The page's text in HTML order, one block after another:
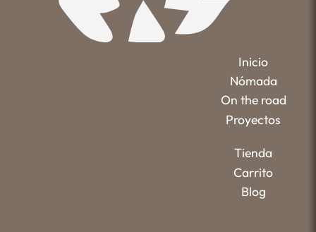
Inicio
Nómada
On the road
Proyectos
Tienda
Carrito
Blog